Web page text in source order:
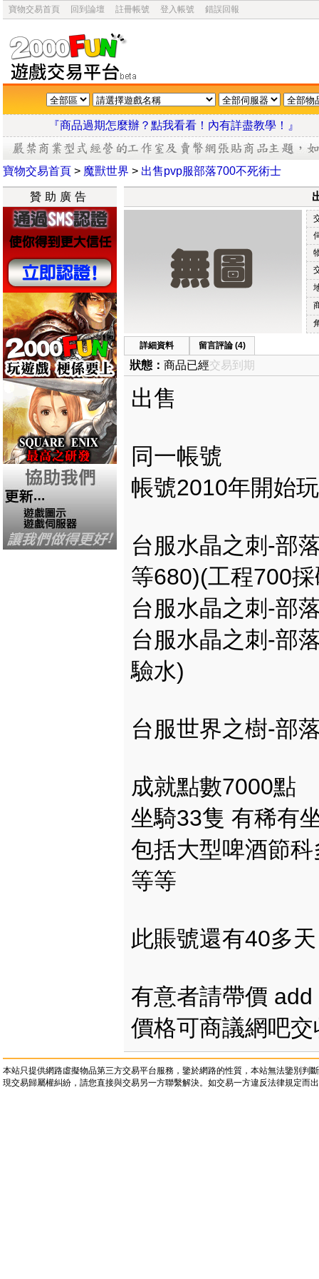
寶物交易首頁 回到論壇 註冊帳號 登入帳號 錯誤回報
『商品過期怎麼辦？點我看看！內有詳盡教學
寶物交易首頁> 魔獸世界 > 出售pvp服部落700不死術士
贊助廣告
詳細資料 留言評論 (4)
狀態： 商品已經交易到期
出售
同一帳號
帳號2010年開始
台服水晶之刺-部
等680)(工程700
台服水晶之刺-部
台服水晶之刺-部
驗水)
台服世界之樹-部
成就點數7000點
坐騎33隻 有稀有
包括大型啤酒節
等等
此賬號還有40多天
有意者請帶價
價格可商議網吧
本站只提供網路虛擬物品第三方交易平台服務，鑒於網路的性質，本站無法鑒別
現交易歸屬權糾紛，請您直接與交易另一方聯繫解決。如交易一方違反法律規定